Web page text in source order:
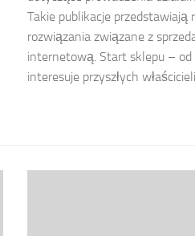
Takie publikacje przedstawiają
rozwiązania związane z
internetową. Start sklepu – od
interesuje przyszłych